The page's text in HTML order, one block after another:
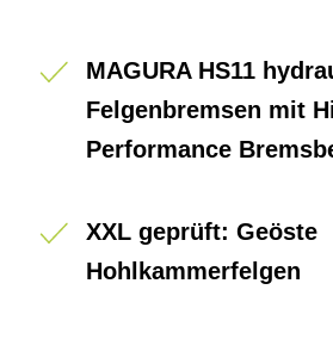
MAGURA HS11
Felgenbremsen mit
Performance
XXL geprüft: Geöste
Hohlkammerfelgen